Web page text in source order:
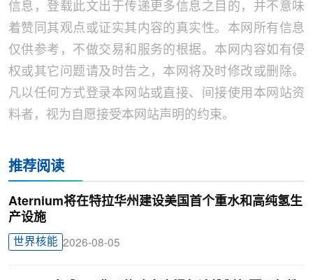
信息，登载此文出于传递更多信息之目的，并不意味
着赞同其观点或证实其内容的真实性。本网所有信息
仅供参考，不做交易和服务的根据。本网内容如有侵
权或其它问题请及时告之，本网将及时修改或删除。
凡以任何方式登录本网站或直接、间接使用本网站资
料者，视为自愿接受本网站声明的约束。
推荐阅读
Aternium将在特拉华州建设美国首个重水和高纯氢生
产设施
世界核能 2026-08-05